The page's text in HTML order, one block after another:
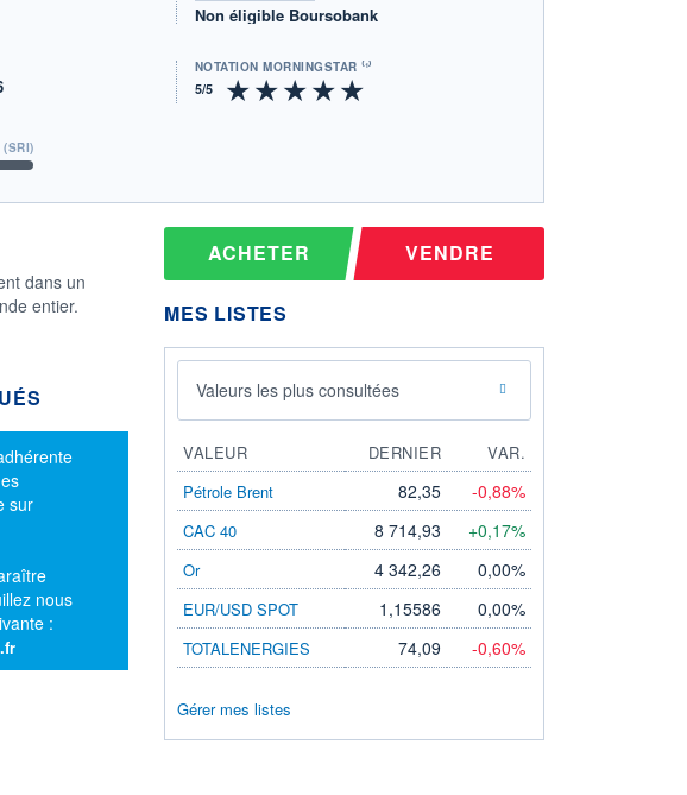
Non éligible Boursobank
NOTATION MORNINGSTAR ⁽¹⁾
(SRI)
dans un
entier.
sur
nous
:
ACHETER VENDRE
MES LISTES
Valeurs les plus consultées
VALEUR DERNIER
VAR.
Pétrole Brent
82,35 -0,88%
CAC 40 8 714,93 +0,17%
Or 4 342,26 0,00%
EUR/USD SPOT 1,15586 0,00%
TOTALENERGIES 74,09 -0,60%
Gérer mes listes